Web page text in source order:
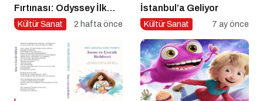
Fırtınası: Odyssey İlk
Hafta Sonunda Gişeyi
Kültür Sanat 2 hafta önce
İstanbul’a Geliyor
Kültür Sanat 7 ay önce